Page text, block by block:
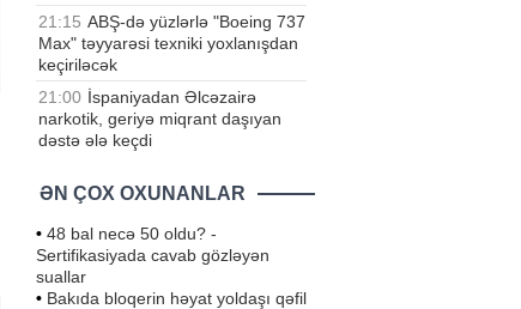
21:15 ABŞ-də yüzlərlə "Boeing 737
Max" təyyarəsi texniki yoxlanışdan
keçiriləcək
21:00 İspaniyadan Əlcəzairə
narkotik, geriyə miqrant daşıyan
dəstə ələ keçdi
ƏN ÇOX OXUNANLAR
• 48 bal necə 50 oldu? -
Sertifikasiyada cavab gözləyən
suallar
• Bakıda bloqerin həyat yoldaşı qəfil